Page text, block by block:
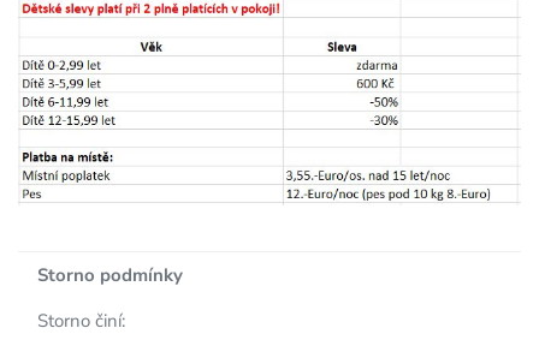
Storno podmínky
Storno činí: